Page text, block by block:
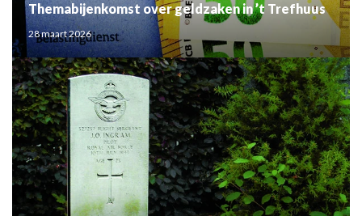
Themabijenkomst over geldzaken in ’t Trefhuus
28 maart 2026